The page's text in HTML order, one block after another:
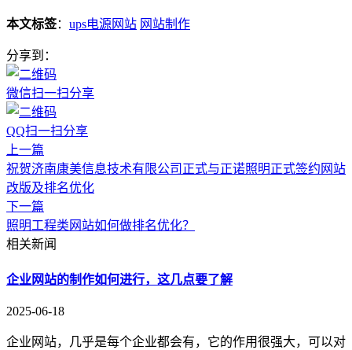
本文标签： ups电源网站 网站制作
分享到：
微信扫一扫分享
QQ扫一扫分享
上一篇
祝贺济南康美信息技术有限公司正式与正诺照明正式签约网站
改版及排名优化
下一篇
照明工程类网站如何做排名优化？
相关新闻
企业网站的制作如何进行，这几点要了解
2025-06-18
企业网站，几乎是每个企业都会有，它的作用很强大，可以对